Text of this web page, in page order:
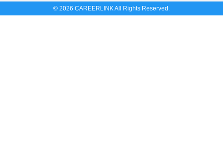
© 2026 CAREERLINK All Rights Reserved.